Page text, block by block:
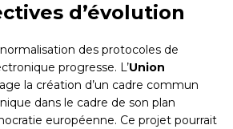
d’évolution
des protocoles de
progresse. L’Union
la création d’un cadre commun
dans le cadre de son plan
européenne. Ce projet pourrait